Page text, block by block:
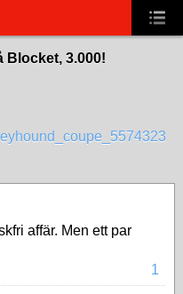
Blocket, 3.000!
affär. Men ett par
1